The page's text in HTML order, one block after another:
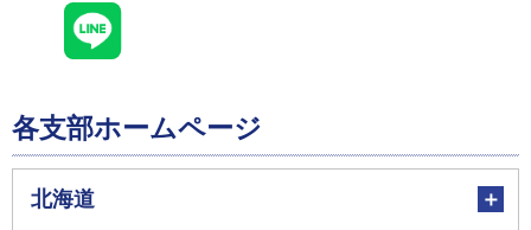
各支部ホームページ
北海道